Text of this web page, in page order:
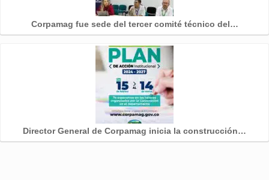
Corpamag fue sede del tercer comité técnico del…
Director General de Corpamag inicia la construcción…